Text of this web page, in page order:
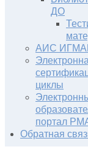
ДО
АИС
циклы
портал
Обратная